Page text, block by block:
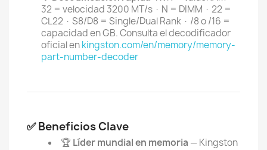
32 = velocidad 3200 MT/s · N = DIMM · 22 =
CL22 · S8/D8 = Single/Dual Rank · /8 o /16 =
capacidad en GB. Consulta el decodificador
oficial enkingston.com/en/memory/memory-
part-number-decoder
✅ Beneficios Clave
🏆 Líder mundial en memoria — Kingston